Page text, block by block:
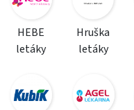
HEBE
letáky
Hruška
letáky